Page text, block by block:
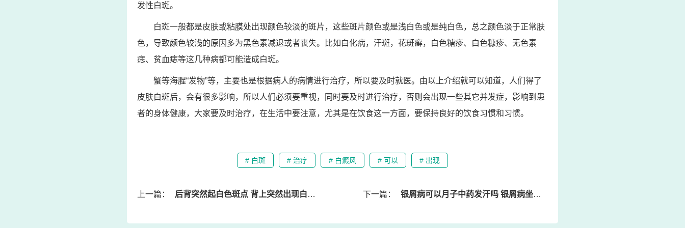
发性白斑。
白斑一般都是皮肤或粘膜处出现颜色较淡的斑片，这些斑片颜色或是浅白色或是纯白色，总之颜色淡于正常肤
色，导致颜色较浅的原因多为黑色素减退或者丧失。比如白化病，汗斑，花斑癣，白色糖疹、白色糠疹、无色素
痣、贫血痣等这几种病都可能造成白斑。
蟹等海腥“发物”等，主要也是根据病人的病情进行治疗，所以要及时就医。由以上介绍就可以知道，人们得了
皮肤白斑后，会有很多影响，所以人们必须要重视，同时要及时进行治疗，否则会出现一些其它并发症，影响到患
者的身体健康，大家要及时治疗，在生活中要注意，尤其是在饮食这一方面，要保持良好的饮食习惯和习惯。
# 白斑 # 治疗 # 白癜风 # 可以 # 出现
上一篇： 后背突然起白色斑点 背上突然出现白色斑点 下一篇： 银屑病可以月子中药发汗吗 银屑病坐月子能带好吗